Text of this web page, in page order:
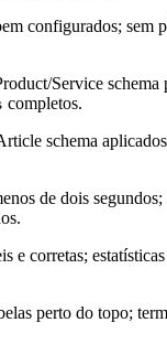
configurados; sem
Service schema
completos.
schema
de dois
e corretas;
perto do topo;